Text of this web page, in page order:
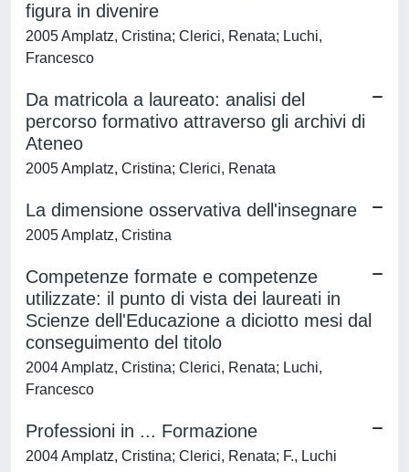
figura in divenire
2005 Amplatz, Cristina; Clerici, Renata; Luchi,
Francesco
Da matricola a laureato: analisi del
percorso formativo attraverso gli archivi di
Ateneo
2005 Amplatz, Cristina; Clerici, Renata
La dimensione osservativa dell'insegnare
2005 Amplatz, Cristina
Competenze formate e competenze
utilizzate: il punto di vista dei laureati in
Scienze dell'Educazione a diciotto mesi dal
conseguimento del titolo
2004 Amplatz, Cristina; Clerici, Renata; Luchi,
Francesco
Professioni in ... Formazione
2004 Amplatz, Cristina; Clerici, Renata; F., Luchi